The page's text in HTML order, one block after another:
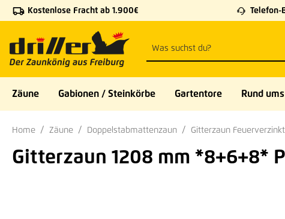
Hauptinhalt springen
Zur Suche springen
Zur Hauptnavigation springen
Kostenlose Fracht ab 1.900€ Telefon-
Zäune Gabionen / Steinkörbe Gartentore Rund
Home Zäune Doppelstabmattenzaun Gitterzaun Feuerverzinkt
Gitterzaun 1208 mm *8+6+8*